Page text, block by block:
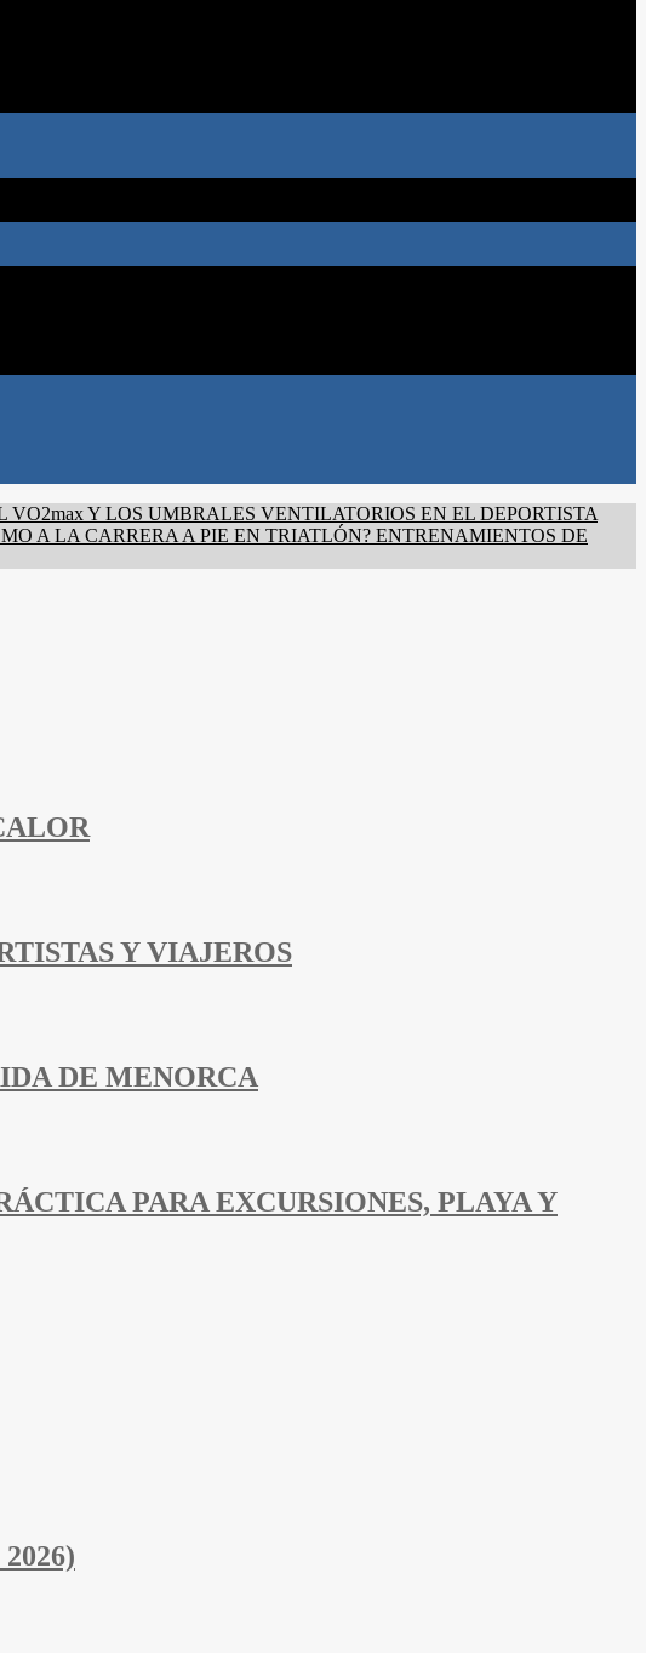
Y LOS UMBRALES VENTILATORIOS EN EL DEPORTISTA
A LA CARRERA A PIE EN TRIATLÓN? ENTRENAMIENTOS DE
Y VIAJEROS
DE MENORCA
PARA EXCURSIONES, PLAYA Y